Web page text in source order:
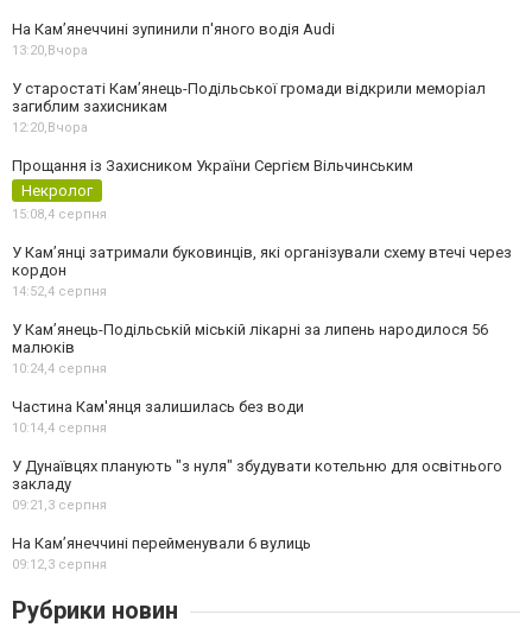
На Камʼянеччині зупинили п'яного водія Audi
13:20,Вчора
У старостаті Кам’янець-Подільської громади відкрили меморіал
загиблим захисникам
12:20,Вчора
Прощання із Захисником України Сергієм Вільчинським
Некролог
15:08,4 серпня
У Кам’янці затримали буковинців, які організували схему втечі через
кордон
14:52,4 серпня
У Кам’янець-Подільській міській лікарні за липень народилося 56
малюків
10:24,4 серпня
Частина Кам'янця залишилась без води
10:14,4 серпня
У Дунаївцях планують "з нуля" збудувати котельню для освітнього
закладу
09:21,3 серпня
На Камʼянеччині перейменували 6 вулиць
09:12,3 серпня
Рубрики новин